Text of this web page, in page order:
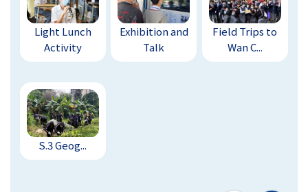
Light Lunch
Activity
Exhibition and
Talk
Field Trips to
Wan C...
S.3 Geog...